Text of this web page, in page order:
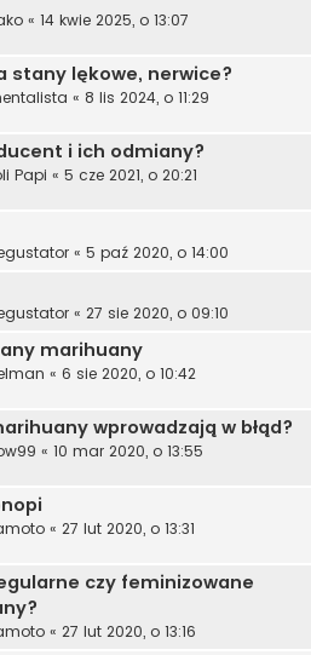
« 14 kwie 2025, o 13:07
stany lękowe, nerwice?
« 8 lis 2024, o 11:29
i ich odmiany?
Papi « 5 cze 2021, o 20:21
« 5 paź 2020, o 14:00
« 27 sie 2020, o 09:10
marihuany
« 6 sie 2020, o 10:42
wprowadzają w błąd?
« 10 mar 2020, o 13:55
« 27 lut 2020, o 13:31
czy feminizowane
« 27 lut 2020, o 13:16